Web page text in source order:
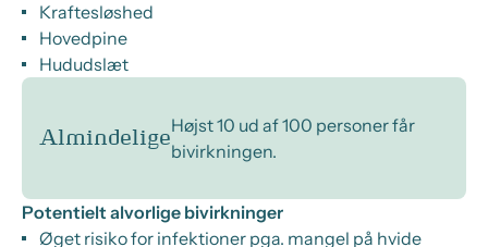
Kraftesløshed
Hovedpine
Hududslæt
Almindelige
Højst 10 ud af 100 personer får
bivirkningen.
Potentielt alvorlige bivirkninger
Øget risiko for infektioner pga. mangel på hvide